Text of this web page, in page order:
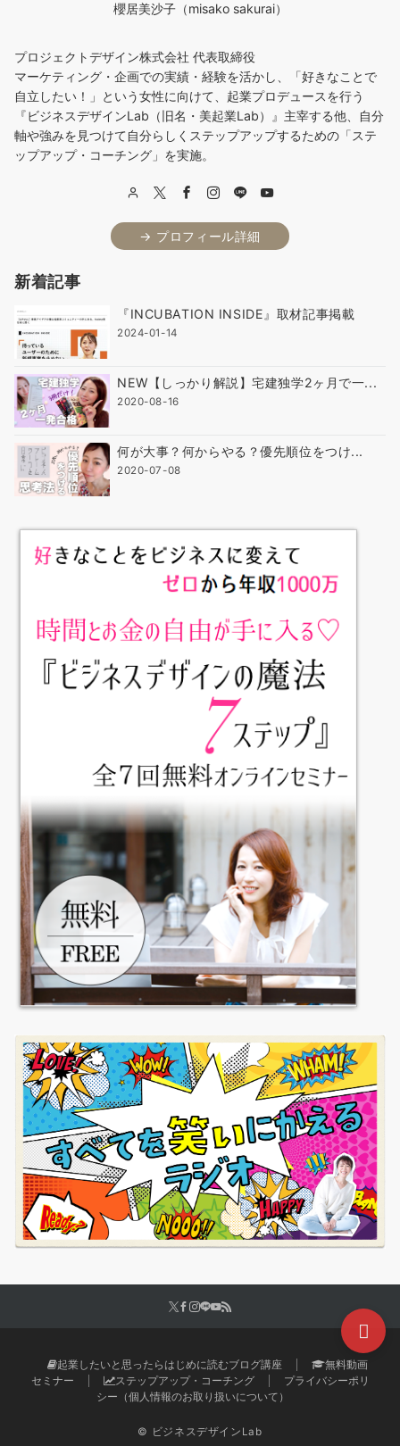
櫻居美沙子（misako sakurai）
プロジェクトデザイン株式会社 代表取締役
マーケティング・企画での実績・経験を活かし、「好きなことで
自立したい！」という女性に向けて、起業プロデュースを行う
『ビジネスデザインLab（旧名・美起業Lab）』主宰する他、自分
軸や強みを見つけて自分らしくステップアップするための「ステ
ップアップ・コーチング」を実施。
→ プロフィール詳細
新着記事
『INCUBATION INSIDE』取材記事掲載
2024-01-14
NEW【しっかり解説】宅建独学2ヶ月で一...
2020-08-16
何が大事？何からやる？優先順位をつけ...
2020-07-08
起業したいと思ったらはじめに読むブログ講座
無料動画
セミナー
ステップアップ・コーチング
プライバシーポリ
シー（個人情報のお取り扱いについて）
© ビジネスデザインLab